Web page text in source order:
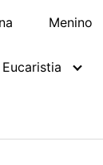
Menino
Eucaristia